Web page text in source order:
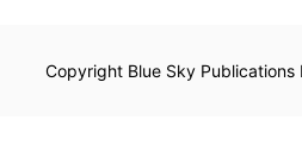
Copyright Blue Sky Publications